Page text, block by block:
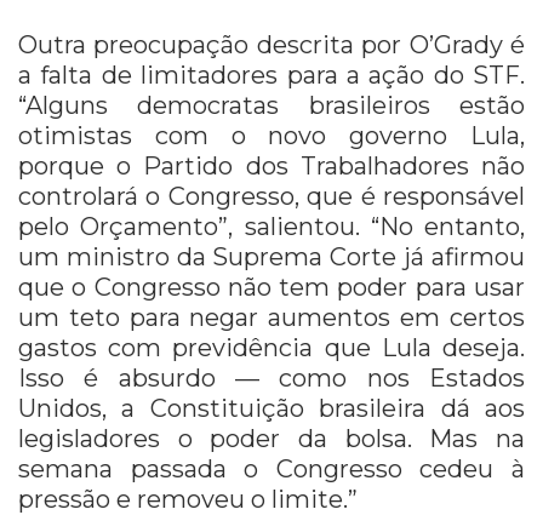
Outra preocupação descrita por O’Grady é
a falta de limitadores para a ação do STF.
“Alguns democratas brasileiros estão
otimistas com o novo governo Lula,
porque o Partido dos Trabalhadores não
controlará o Congresso, que é responsável
pelo Orçamento”, salientou. “No entanto,
um ministro da Suprema Corte já afirmou
que o Congresso não tem poder para usar
um teto para negar aumentos em certos
gastos com previdência que Lula deseja.
Isso é absurdo — como nos Estados
Unidos, a Constituição brasileira dá aos
legisladores o poder da bolsa. Mas na
semana passada o Congresso cedeu à
pressão e removeu o limite.”